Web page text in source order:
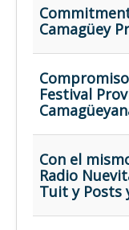
Camagüey
Festival
Con el
Radio
Tuit y Posts